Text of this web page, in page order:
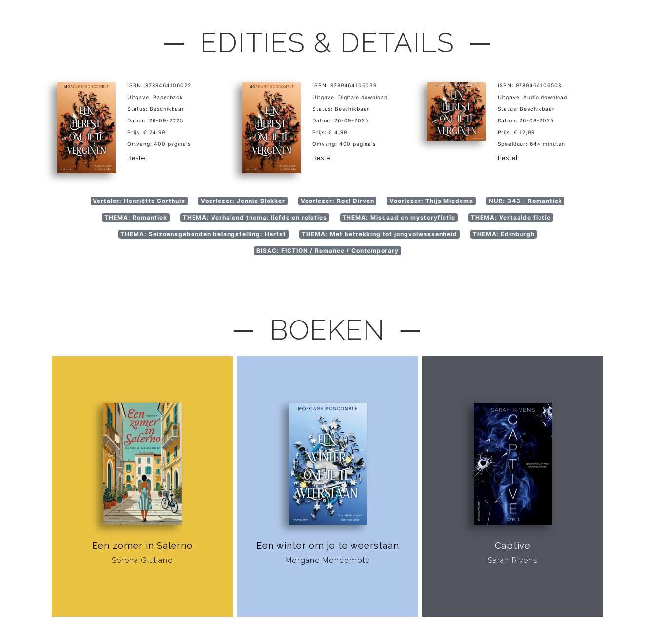
─ EDITIES & DETAILS ─
ISBN: 9789464106022
Uitgave: Paperback
Status: Beschikbaar
Datum: 26-09-2025
Prijs: € 24,99
Omvang: 400 pagina's
Bestel
ISBN: 9789464106039
Uitgave: Digitale download
Status: Beschikbaar
Datum: 26-09-2025
Prijs: € 4,99
Omvang: 400 pagina's
Bestel
ISBN: 9789464106503
Uitgave: Audio download
Status: Beschikbaar
Datum: 26-08-2025
Prijs: € 12,99
Speelduur: 644 minuten
Bestel
Vertaler: Henriëtte Gorthuis Voorlezer: Jennie Blokker Voorlezer: Roel Dirven Voorlezer: Thijs Miedema NUR: 343 - Romantiek
THEMA: Romantiek THEMA: Verhalend thema: liefde en relaties THEMA: Misdaad en mysteryfictie THEMA: Vertaalde fictie
THEMA: Seizoensgebonden belangstelling: Herfst THEMA: Met betrekking tot jongvolwassenheid THEMA: Edinburgh
BISAC: FICTION / Romance / Contemporary
─ BOEKEN ─
Een zomer in Salerno
Serena Giuliano
Een winter om je te weerstaan
Morgane Moncomble
Captive
Sarah Rivens